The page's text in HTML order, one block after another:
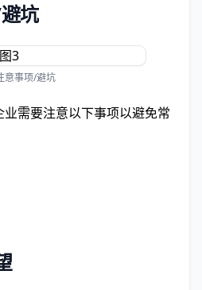
坑
意事项/避坑
需要注意以下事项以避免常